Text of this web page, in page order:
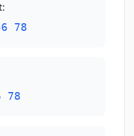
:
78
78